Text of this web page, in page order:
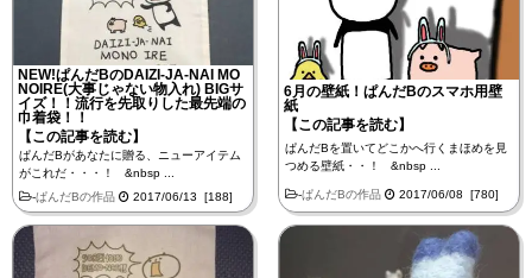
NEW!ぱんだBのDAIZI-JA-NAI MO
NOIRE(大事じゃない物入れ) BIGサ
イズ！！流行を先取りした最先端の
巾着袋！！
【この記事を読む】
ぱんだBがあなたに贈る、ニューアイテム
がこれだ・・・！ &nbsp ...
2017/06/13 [188]
-ぱんだBの作品
6月の壁紙！ぱんだBのスマホ用壁
紙
【この記事を読む】
ぱんだBを置いてどこかへ行くまほめを見
つめる壁紙・・！ &nbsp ...
2017/06/08 [780]
-ぱんだBの作品